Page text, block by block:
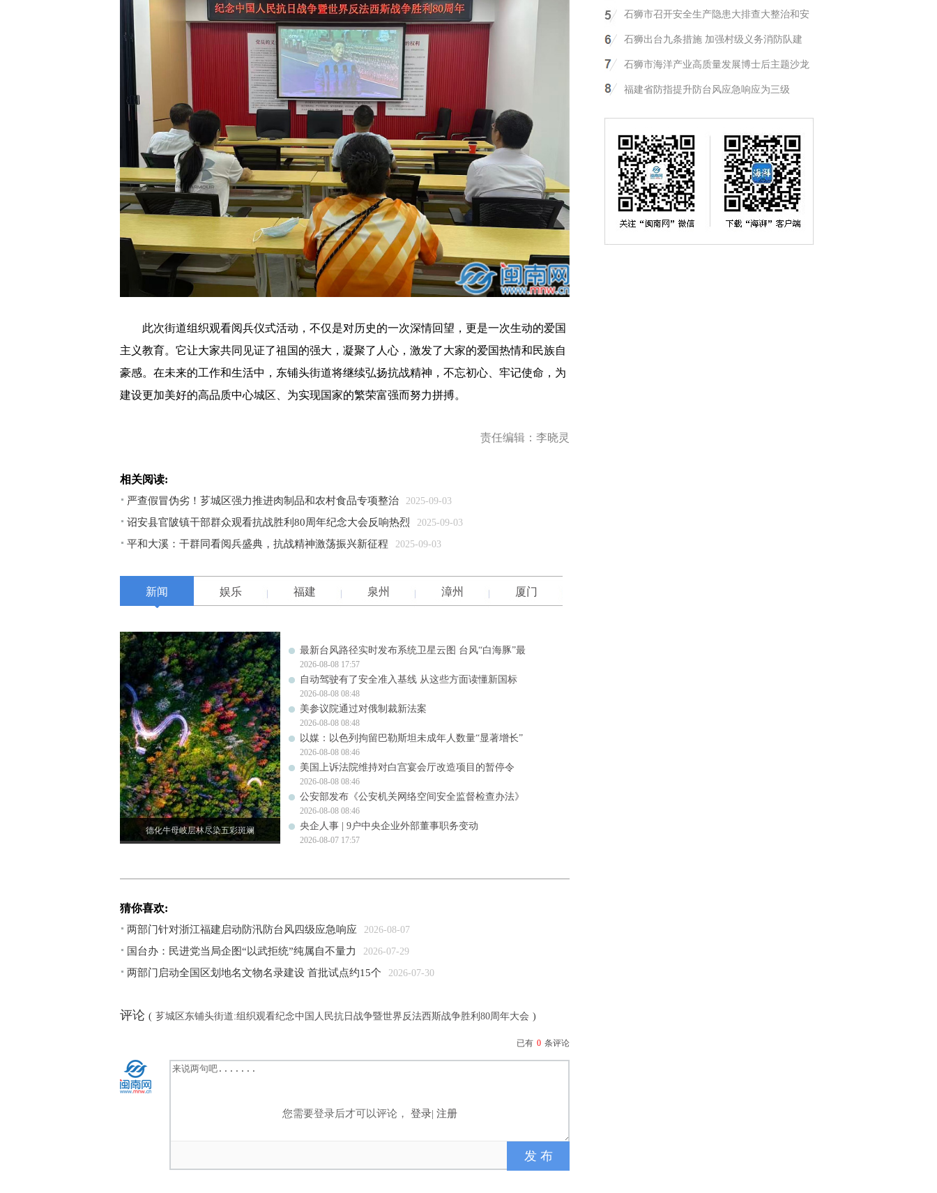
此次街道组织观看阅兵仪式活动，不仅是对历史的一次深情回望，更是一次生动的爱国
主义教育。它让大家共同见证了祖国的强大，凝聚了人心，激发了大家的爱国热情和民族自
豪感。在未来的工作和生活中，东铺头街道将继续弘扬抗战精神，不忘初心、牢记使命，为
建设更加美好的高品质中心城区、为实现国家的繁荣富强而努力拼搏。
责任编辑：李晓灵
相关阅读:
严查假冒伪劣！芗城区强力推进肉制品和农村食品专项整治 2025-09-03
诏安县官陂镇干部群众观看抗战胜利80周年纪念大会反响热烈 2025-09-03
平和大溪：干群同看阅兵盛典，抗战精神激荡振兴新征程 2025-09-03
新闻 娱乐 福建 泉州 漳州 厦门
德化牛母岐层林尽染五彩斑斓
最新台风路径实时发布系统卫星云图 台风“白海豚”最
2026-08-08 17:57
自动驾驶有了安全准入基线 从这些方面读懂新国标
2026-08-08 08:48
美参议院通过对俄制裁新法案
2026-08-08 08:48
以媒：以色列拘留巴勒斯坦未成年人数量“显著增长”
2026-08-08 08:46
美国上诉法院维持对白宫宴会厅改造项目的暂停令
2026-08-08 08:46
公安部发布《公安机关网络空间安全监督检查办法》
2026-08-08 08:46
央企人事 | 9户中央企业外部董事职务变动
2026-08-07 17:57
猜你喜欢:
两部门针对浙江福建启动防汛防台风四级应急响应 2026-08-07
国台办：民进党当局企图“以武拒统”纯属自不量力 2026-07-29
两部门启动全国区划地名文物名录建设 首批试点约15个 2026-07-30
评论 ( 芗城区东铺头街道:组织观看纪念中国人民抗日战争暨世界反法西斯战争胜利80周年大会 )
已有 0 条评论
您需要登录后才可以评论， 登录| 注册
石狮市召开安全生产隐患大排查大整治和安
石狮出台九条措施 加强村级义务消防队建
石狮市海洋产业高质量发展博士后主题沙龙
福建省防指提升防台风应急响应为三级